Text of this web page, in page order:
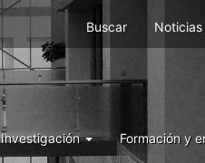
Menu
right
ILLA
Buscar Noticias
Investigación Formación y